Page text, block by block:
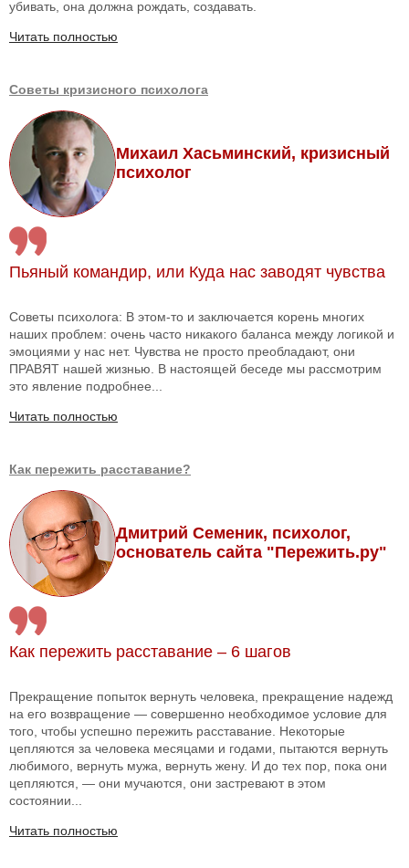
убивать, она должна рождать, создавать.
Читать полностью
Советы кризисного психолога
Михаил Хасьминский, кризисный
психолог
Пьяный командир, или Куда нас заводят чувства
Советы психолога: В этом-то и заключается корень многих
наших проблем: очень часто никакого баланса между логикой и
эмоциями у нас нет. Чувства не просто преобладают, они
ПРАВЯТ нашей жизнью. В настоящей беседе мы рассмотрим
это явление подробнее...
Читать полностью
Как пережить расставание?
Дмитрий Семеник, психолог,
основатель сайта "Пережить.ру"
Как пережить расставание – 6 шагов
Прекращение попыток вернуть человека, прекращение надежд
на его возвращение — совершенно необходимое условие для
того, чтобы успешно пережить расставание. Некоторые
цепляются за человека месяцами и годами, пытаются вернуть
любимого, вернуть мужа, вернуть жену. И до тех пор, пока они
цепляются, — они мучаются, они застревают в этом
состоянии...
Читать полностью